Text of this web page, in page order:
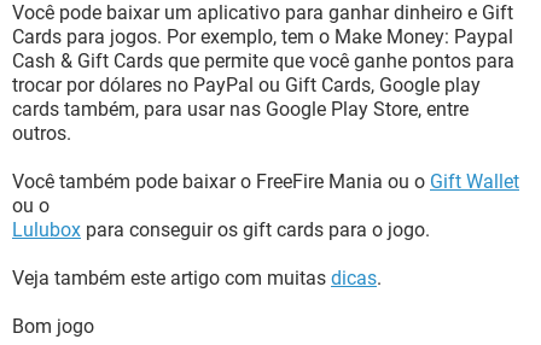
Você pode baixar um aplicativo para ganhar dinheiro e Gift
Cards para jogos. Por exemplo, tem o Make Money: Paypal
Cash & Gift Cards que permite que você ganhe pontos para
trocar por dólares no PayPal ou Gift Cards, Google play
cards também, para usar nas Google Play Store, entre
outros.
Você também pode baixar o FreeFire Mania ou o Gift Wallet
ou o
Lulubox para conseguir os gift cards para o jogo.
Veja também este artigo com muitas dicas.
Bom jogo